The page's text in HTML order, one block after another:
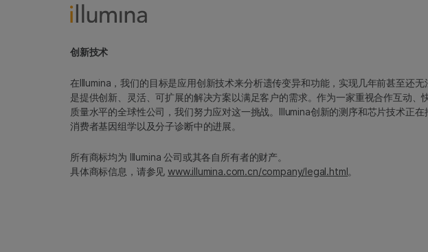
创新技术
在Illumina，我们的目标是应用创新技术来分析遗传变异和功能，实现几年前甚至还
是提供创新、灵活、可扩展的解决方案以满足客户的需求。作为一家重视合作互动、
质量水平的全球性公司，我们努力应对这一挑战。Illumina创新的测序和芯片技术正
消费者基因组学以及分子诊断中的进展。
所有商标均为 Illumina 公司或其各自所有者的财产。
具体商标信息，请参见www.illumina.com.cn/company/legal.html。